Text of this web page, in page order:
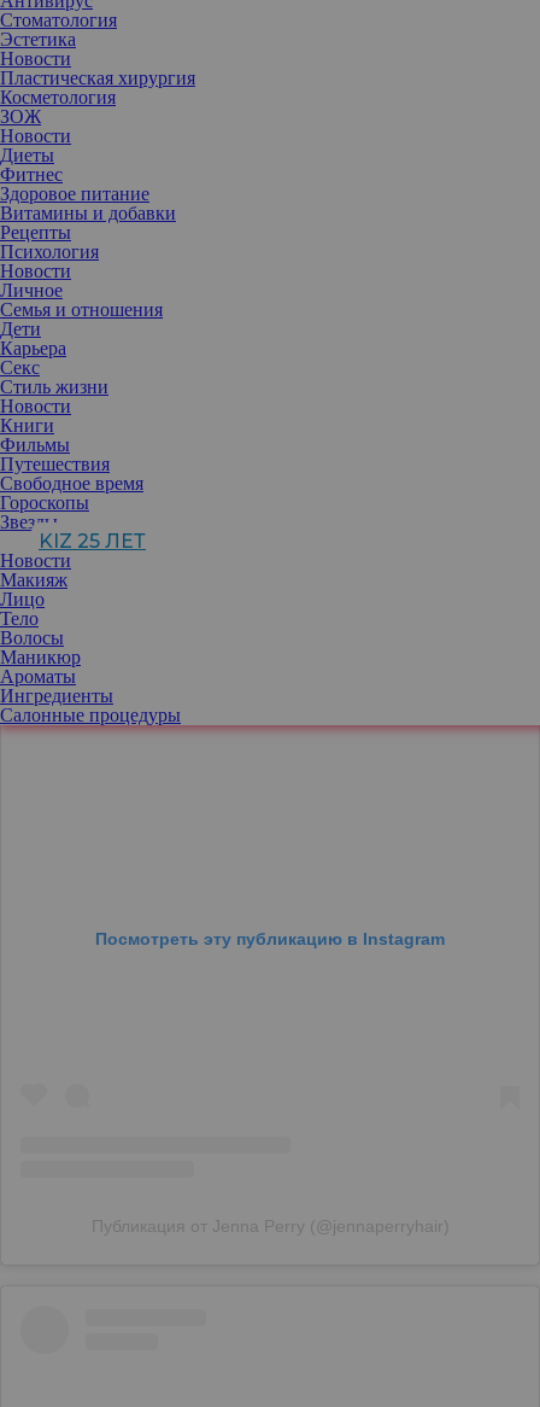
Стоматология
Эстетика
Новости
Пластическая хирургия
Косметология
ЗОЖ
Новости
Диеты
Фитнес
Здоровое питание
Витамины и добавки
Рецепты
Психология
Новости
Личное
Семья и отношения
Дети
Карьера
Секс
Стиль жизни
Новости
Книги
Фильмы
Путешествия
Свободное время
Гороскопы
Звезды
KIZ 25 ЛЕТ
Новости
Макияж
Лицо
Тело
Волосы
Маникюр
Ароматы
Ингредиенты
Салонные процедуры
«Кофейное» окрашивание никак не хочет выходить из моды. На
этот раз мастера рекомендуют перейти на более «крепкие», то
есть темные, версии модного тренда, к которым относится и
знакомый нам балаяж.
Мы привыкли в тому, что балаяж обычно используется на
светлых волосах, но в этом сезоне стилисты освоили технику и
на жгучих брюнетках. Такое окрашивание они прозвали Cold
Brew, а вдохновением для него, как вы можете догадаться,
послужил популярный кофейный напиток.
Посмотреть эту публикацию в Instagram
Публикация от Jenna Perry (@jennaperryhair)